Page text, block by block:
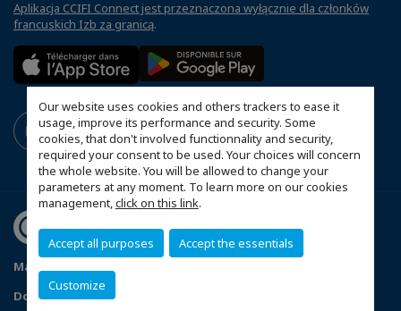
Our website uses cookies and others trackers to ease it
usage, improve its performance and security. Some
cookies, that don't involved functionnality and security,
required your consent to be used. Your choices will concern
the whole website. You will be allowed to change your
parameters at any moment. To learn more on our cookies
management,click on this link.
Accept all purposes Accept the essentials
Customize
Aplikacja CCIFI Connect jest przeznaczona wyłącznie dla członków
francuskich Izb za granicą.
Mapa witryny
Dopasuj swoje ustawienia cookies